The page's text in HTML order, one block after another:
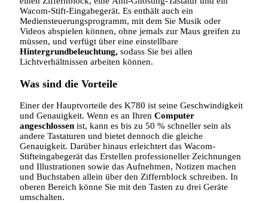
Wacom-Stift-Eingabegerät. Es enthält auch ein
Mediensteuerungsprogramm, mit dem Sie Musik oder
Videos abspielen können, ohne jemals zur Maus greifen zu
müssen, und verfügt über eine einstellbare
Hintergrundbeleuchtung, sodass Sie bei allen
Lichtverhältnissen arbeiten können.
Was sind die Vorteile
Einer der Hauptvorteile des K780 ist seine Geschwindigkeit
und Genauigkeit. Wenn es an Ihren Computer
angeschlossen ist, kann es bis zu 50 % schneller sein als
andere Tastaturen und bietet dennoch die gleiche
Genauigkeit. Darüber hinaus erleichtert das Wacom-
Stifteingabegerät das Erstellen professioneller Zeichnungen
und Illustrationen sowie das Aufnehmen, Notizen machen
und Buchstaben allein über den Ziffernblock schreiben. In
oberen Bereich könne Sie mit den Tasten zu drei Geräte
umschalten.